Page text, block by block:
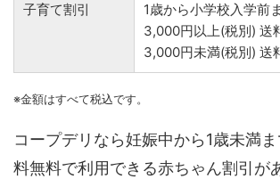
子育て割引
1歳から小学校入学前
3,000円以上(税別) 送
3,000円未満(税別) 送
※金額はすべて税込です。
コープデリなら妊娠中から1歳未満
料無料で利用できる赤ちゃん割引が